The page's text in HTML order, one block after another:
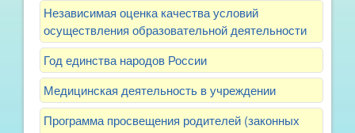
Независимая оценка качества условий
осуществления образовательной деятельности
Год единства народов России
Медицинская деятельность в учреждении
Программа просвещения родителей (законных